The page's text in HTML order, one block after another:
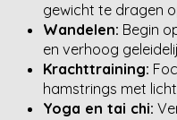
gewicht te dragen
Wandelen: Begin
en verhoog
Krachttraining:
hamstrings met
Yoga en tai chi: